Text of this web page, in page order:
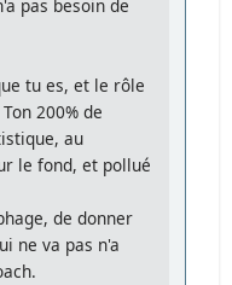
pas besoin de
tu es, et le rôle
200% de
au
le fond, et pollué
de donner
ne va pas n'a